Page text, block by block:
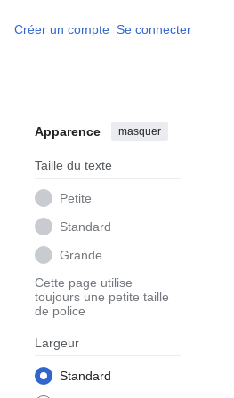
Créer un compte Se connecter
Apparence masquer
Taille du texte
Petite
Standard
Grande
Cette page utilise
toujours une petite taille
de police
Largeur
Standard